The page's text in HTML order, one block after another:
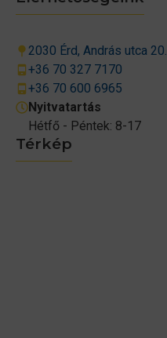
Térkép
2030 Érd, András utca 20.
+36 70 327 7170
+36 70 600 6965
Nyitvatartás
Hétfő - Péntek: 8-17